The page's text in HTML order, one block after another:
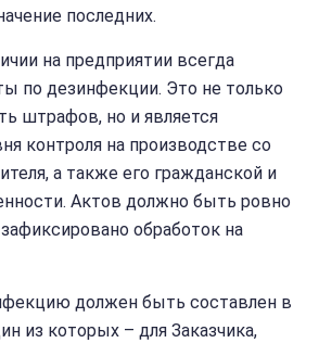
последних.
на предприятии всегда
по дезинфекции. Это не только
штрафов, но и является
контроля на производстве со
а также его гражданской и
Актов должно быть ровно
обработок на
должен быть составлен в
из которых – для Заказчика,